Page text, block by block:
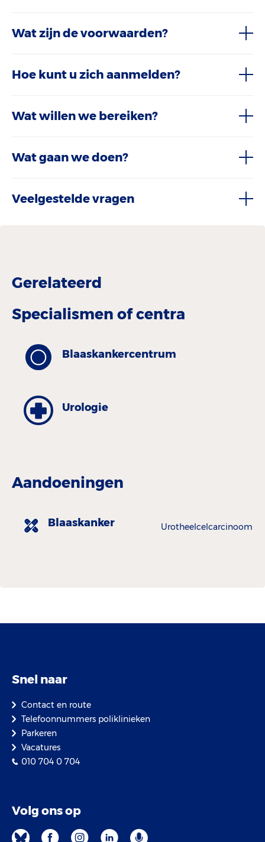
Wat zijn de voorwaarden?
Hoe kunt u zich aanmelden?
Wat willen we bereiken?
Wat gaan we doen?
Veelgestelde vragen
Gerelateerd
Specialismen of centra
Blaaskankercentrum
Urologie
Aandoeningen
Blaaskanker Urotheelcelcarcinoom
Snel naar
Contact en route
Telefoonnummers poliklinieken
Parkeren
Vacatures
010 704 0 704
Volg ons op